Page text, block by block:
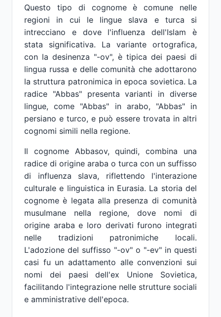
Questo tipo di cognome è comune nelle
regioni in cui le lingue slava e turca si
intrecciano e dove l'influenza dell'Islam è
stata significativa. La variante ortografica,
con la desinenza "-ov", è tipica dei paesi di
lingua russa e delle comunità che adottarono
la struttura patronimica in epoca sovietica. La
radice "Abbas" presenta varianti in diverse
lingue, come "Abbas" in arabo, "Abbas" in
persiano e turco, e può essere trovata in altri
cognomi simili nella regione.
Il cognome Abbasov, quindi, combina una
radice di origine araba o turca con un suffisso
di influenza slava, riflettendo l'interazione
culturale e linguistica in Eurasia. La storia del
cognome è legata alla presenza di comunità
musulmane nella regione, dove nomi di
origine araba e loro derivati ​​furono integrati
nelle tradizioni patronimiche locali.
L'adozione del suffisso "-ov" o "-ev" in questi
casi fu un adattamento alle convenzioni sui
nomi dei paesi dell'ex Unione Sovietica,
facilitando l'integrazione nelle strutture sociali
e amministrative dell'epoca.